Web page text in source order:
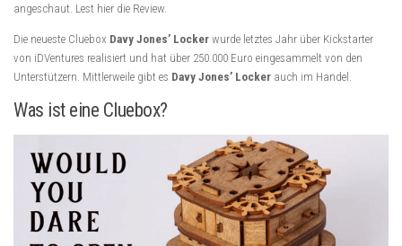
angeschaut. Lest hier die Review.
Die neueste Cluebox Davy Jones’ Locker wurde letztes Jahr über Kickstarter
von iDVentures realisiert und hat über 250.000 Euro eingesammelt von den
Unterstützern. Mittlerweile gibt es Davy Jones’ Locker auch im Handel.
Was ist eine Cluebox?